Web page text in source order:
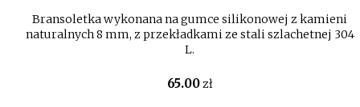
Bransoletka wykonana na gumce silikonowej z kamieni
naturalnych 8 mm, z przekładkami ze stali szlachetnej 304
L.
65.00zł